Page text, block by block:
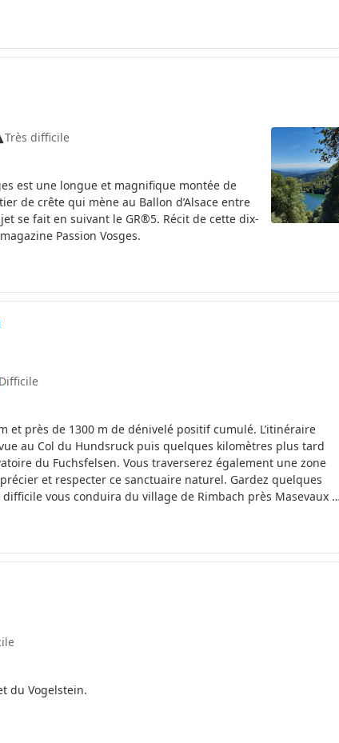
Très difficile
est une longue et magnifique montée de
de crête qui mène au Ballon d’Alsace entre
se fait en suivant le GR®5. Récit de cette dix-
Passion Vosges.
Difficile
et près de 1300 m de dénivelé positif cumulé. L’itinéraire
au Col du Hundsruck puis quelques kilomètres plus tard
du Fuchsfelsen. Vous traverserez également une zone
et respecter ce sanctuaire naturel. Gardez quelques
vous conduira du village de Rimbach près Masevaux à
du Vogelstein.